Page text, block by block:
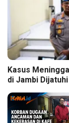
Kasus
di Jambi